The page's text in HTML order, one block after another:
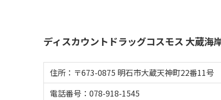
ディスカウントドラッグコスモス 大蔵海
住所：〒673-0875 明石市大蔵天神町22番11号
電話番号：078-918-1545